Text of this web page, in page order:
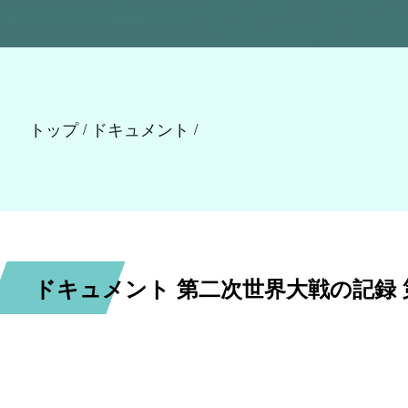
ドキュメント 第二次世界大戦の記録
トップ / ドキュメント /